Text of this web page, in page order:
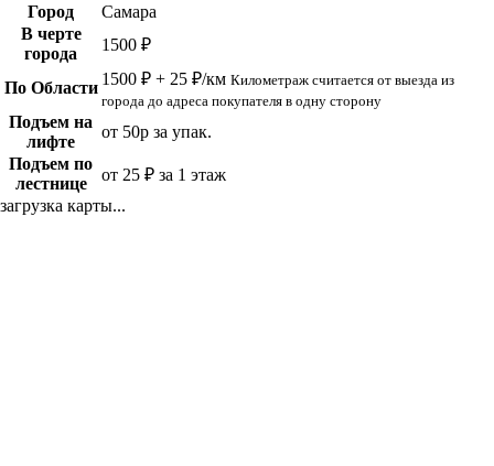
Город
Самара
В черте
города
1500 ₽
По Области 1500 ₽ + 25 ₽/км Километраж считается от выезда из
города до адреса покупателя в одну сторону
Подъем на
лифте
от 50р за упак.
Подъем по
лестнице
от 25 ₽ за 1 этаж
загрузка карты...